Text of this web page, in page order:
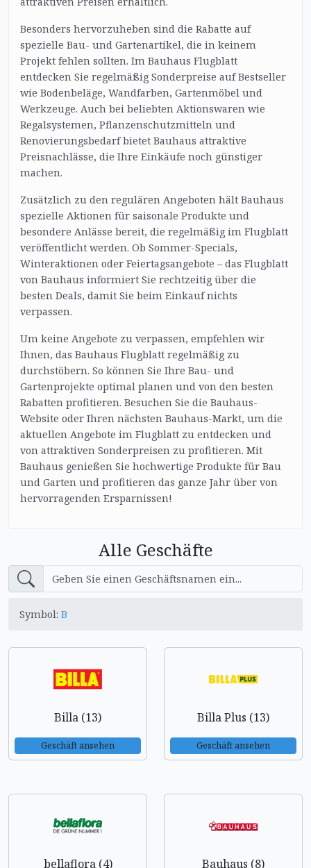
Besonders hervorzuheben sind die Rabatte auf
spezielle Bau- und Gartenartikel, die in keinem
Projekt fehlen sollten. Im Bauhaus Flugblatt
entdecken Sie regelmäßig Sonderpreise auf Bestseller
wie Bodenbeläge, Wandfarben, Gartenmöbel und
Werkzeuge. Auch bei beliebten Aktionswaren wie
Regalsystemen, Pflanzenschutzmitteln und
Renovierungsbedarf bietet Bauhaus attraktive
Preisnachlässe, die Ihre Einkäufe noch günstiger
machen.
Zusätzlich zu den regulären Angeboten hält Bauhaus
spezielle Aktionen für saisonale Produkte und
besondere Anlässe bereit, die regelmäßig im Flugblatt
veröffentlicht werden. Ob Sommer-Specials,
Winteraktionen oder Feiertagsangebote – das Flugblatt
von Bauhaus informiert Sie rechtzeitig über die
besten Deals, damit Sie beim Einkauf nichts
verpassen.
Um keine Angebote zu verpassen, empfehlen wir
Ihnen, das Bauhaus Flugblatt regelmäßig zu
durchstöbern. So können Sie Ihre Bau- und
Gartenprojekte optimal planen und von den besten
Rabatten profitieren. Besuchen Sie die Bauhaus-
Website oder Ihren nächsten Bauhaus-Markt, um die
aktuellen Angebote im Flugblatt zu entdecken und
von attraktiven Sonderpreisen zu profitieren. Mit
Bauhaus genießen Sie hochwertige Produkte für Bau
und Garten und profitieren das ganze Jahr über von
hervorragenden Ersparnissen!
Alle Geschäfte
Symbol: B
Billa (13)
Geschäft ansehen
Billa Plus (13)
Geschäft ansehen
bellaflora (4) Bauhaus (8)